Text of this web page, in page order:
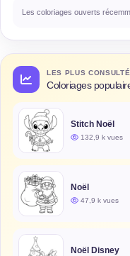
Les coloriages ouverts
LES PLUS
Coloriages
Stitch Noël
132,9 k vues
Noël
47,9 k vues
Noël Disney